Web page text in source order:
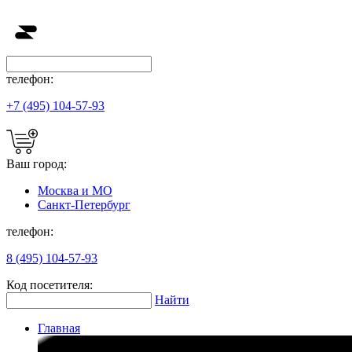
телефон:
+7 (495) 104-57-93
Ваш город:
Москва и МО
Санкт-Петербург
телефон:
8 (495) 104-57-93
Код посетителя:
Найти
Главная